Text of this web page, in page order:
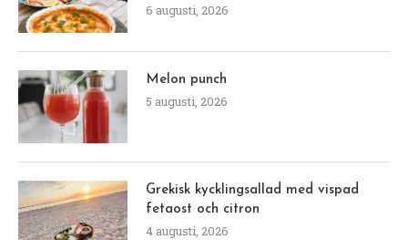
6 augusti, 2026
Melon punch
5 augusti, 2026
Grekisk kycklingsallad med vispad
fetaost och citron
4 augusti, 2026